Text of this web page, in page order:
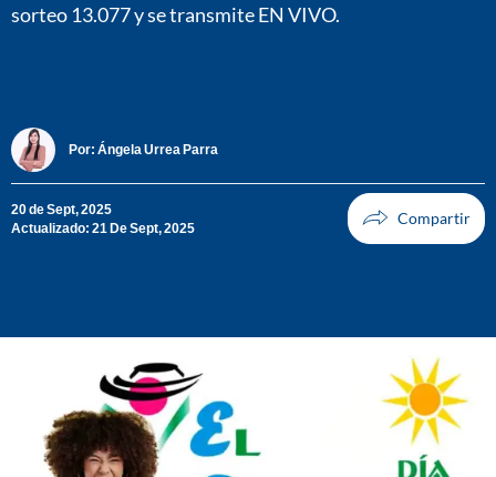
sorteo 13.077 y se transmite EN VIVO.
Por: Ángela Urrea Parra
20 de Sept, 2025
Actualizado: 21 De Sept, 2025